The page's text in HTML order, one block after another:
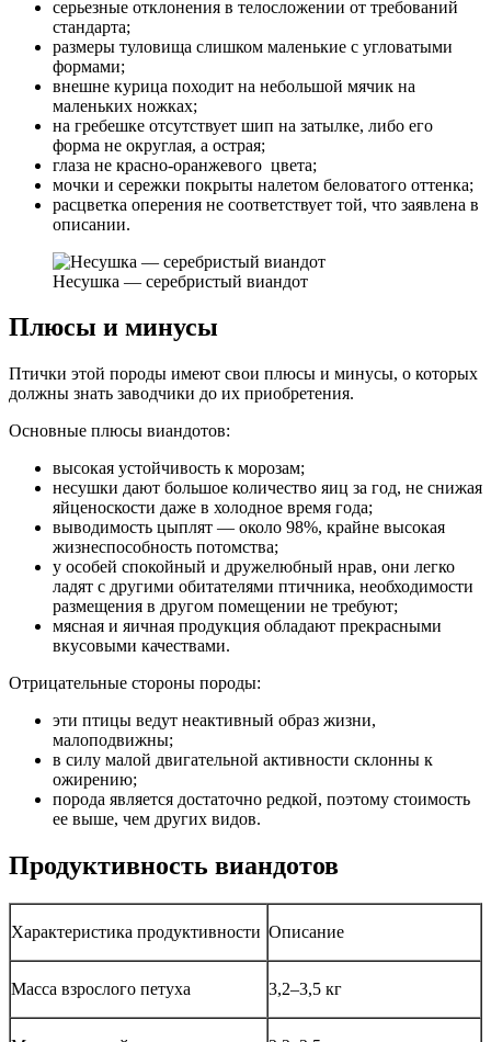
серьезные отклонения в телосложении от требований
стандарта;
размеры туловища слишком маленькие с угловатыми
формами;
внешне курица походит на небольшой мячик на
маленьких ножках;
на гребешке отсутствует шип на затылке, либо его
форма не округлая, а острая;
глаза не красно-оранжевого цвета;
мочки и сережки покрыты налетом беловатого оттенка;
расцветка оперения не соответствует той, что заявлена в
описании.
Несушка — серебристый виандот
Плюсы и минусы
Птички этой породы имеют свои плюсы и минусы, о которых
должны знать заводчики до их приобретения.
Основные плюсы виандотов:
высокая устойчивость к морозам;
несушки дают большое количество яиц за год, не снижая
яйценоскости даже в холодное время года;
выводимость цыплят — около 98%, крайне высокая
жизнеспособность потомства;
у особей спокойный и дружелюбный нрав, они легко
ладят с другими обитателями птичника, необходимости
размещения в другом помещении не требуют;
мясная и яичная продукция обладают прекрасными
вкусовыми качествами.
Отрицательные стороны породы:
эти птицы ведут неактивный образ жизни,
малоподвижны;
в силу малой двигательной активности склонны к
ожирению;
порода является достаточно редкой, поэтому стоимость
ее выше, чем других видов.
Продуктивность виандотов
Характеристика продуктивности Описание
Масса взрослого петуха 3,2–3,5 кг